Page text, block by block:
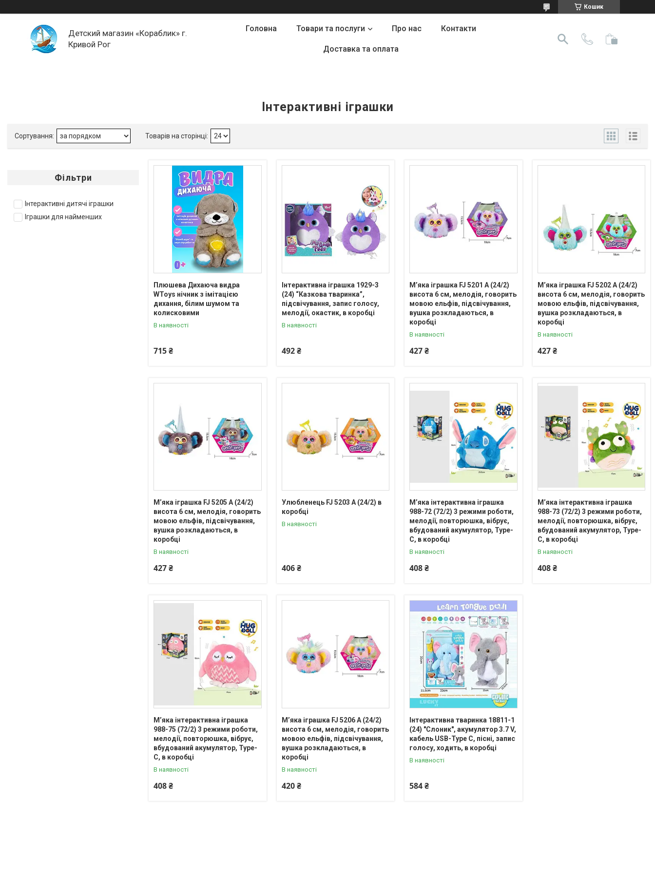
Кошик
Детский магазин «Кораблик» г.
Кривой Рог
Головна Товари та послуги Про нас Контакти
Доставка та оплата
Інтерактивні іграшки
Фільтри
Інтерактивні дитячі іграшки
Іграшки для найменших
Плюшева Дихаюча видра
WToys нічник з імітацією
дихання, білим шумом та
колисковими
В наявності
715 ₴
Інтерактивна іграшка 1929-3
(24) “Казкова тваринка”,
підсвічування, запис голосу,
мелодії, окастик, в коробці
В наявності
492 ₴
М’яка іграшка FJ 5201 A (24/2)
висота 6 см, мелодія, говорить
мовою ельфів, підсвічування,
вушка розкладаються, в
коробці
В наявності
427 ₴
М’яка іграшка FJ 5202 A (24/2)
висота 6 см, мелодія, говорить
мовою ельфів, підсвічування,
вушка розкладаються, в
коробці
В наявності
427 ₴
М’яка іграшка FJ 5205 A (24/2)
висота 6 см, мелодія, говорить
мовою ельфів, підсвічування,
вушка розкладаються, в
коробці
В наявності
427 ₴
Улюбленець FJ 5203 A (24/2) в
коробці
В наявності
406 ₴
М’яка інтерактивна іграшка
988-72 (72/2) 3 режими роботи,
мелодії, повторюшка, вібрує,
вбудований акумулятор, Type-
C, в коробці
В наявності
408 ₴
М’яка інтерактивна іграшка
988-73 (72/2) 3 режими роботи,
мелодії, повторюшка, вібрує,
вбудований акумулятор, Type-
C, в коробці
В наявності
408 ₴
М’яка інтерактивна іграшка
988-75 (72/2) 3 режими роботи,
мелодії, повторюшка, вібрує,
вбудований акумулятор, Type-
C, в коробці
В наявності
408 ₴
М’яка іграшка FJ 5206 A (24/2)
висота 6 см, мелодія, говорить
мовою ельфів, підсвічування,
вушка розкладаються, в
коробці
В наявності
420 ₴
Інтерактивна тваринка 18811-1
(24) "Слоник", акумулятор 3.7 V,
кабель USB-Type C, пісні, запис
голосу, ходить, в коробці
В наявності
584 ₴